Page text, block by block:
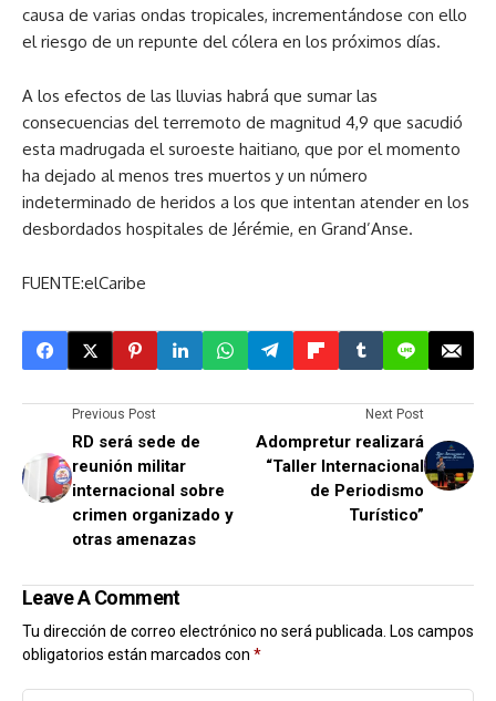
causa de varias ondas tropicales, incrementándose con ello
el riesgo de un repunte del cólera en los próximos días.
A los efectos de las lluvias habrá que sumar las
consecuencias del terremoto de magnitud 4,9 que sacudió
esta madrugada el suroeste haitiano, que por el momento
ha dejado al menos tres muertos y un número
indeterminado de heridos a los que intentan atender en los
desbordados hospitales de Jérémie, en Grand’Anse.
FUENTE:elCaribe
Previous Post
RD será sede de
reunión militar
internacional sobre
crimen organizado y
otras amenazas
Next Post
Adompretur realizará
“Taller Internacional
de Periodismo
Turístico”
Leave A Comment
Tu dirección de correo electrónico no será publicada. Los campos
obligatorios están marcados con *